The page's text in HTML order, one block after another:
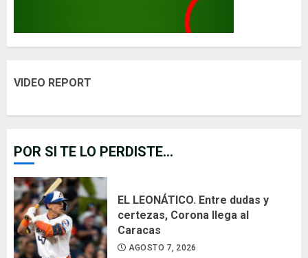
VIDEO REPORT
POR SI TE LO PERDISTE...
EL LEONÁTICO. Entre dudas y
certezas, Corona llega al
Caracas
AGOSTO 7, 2026